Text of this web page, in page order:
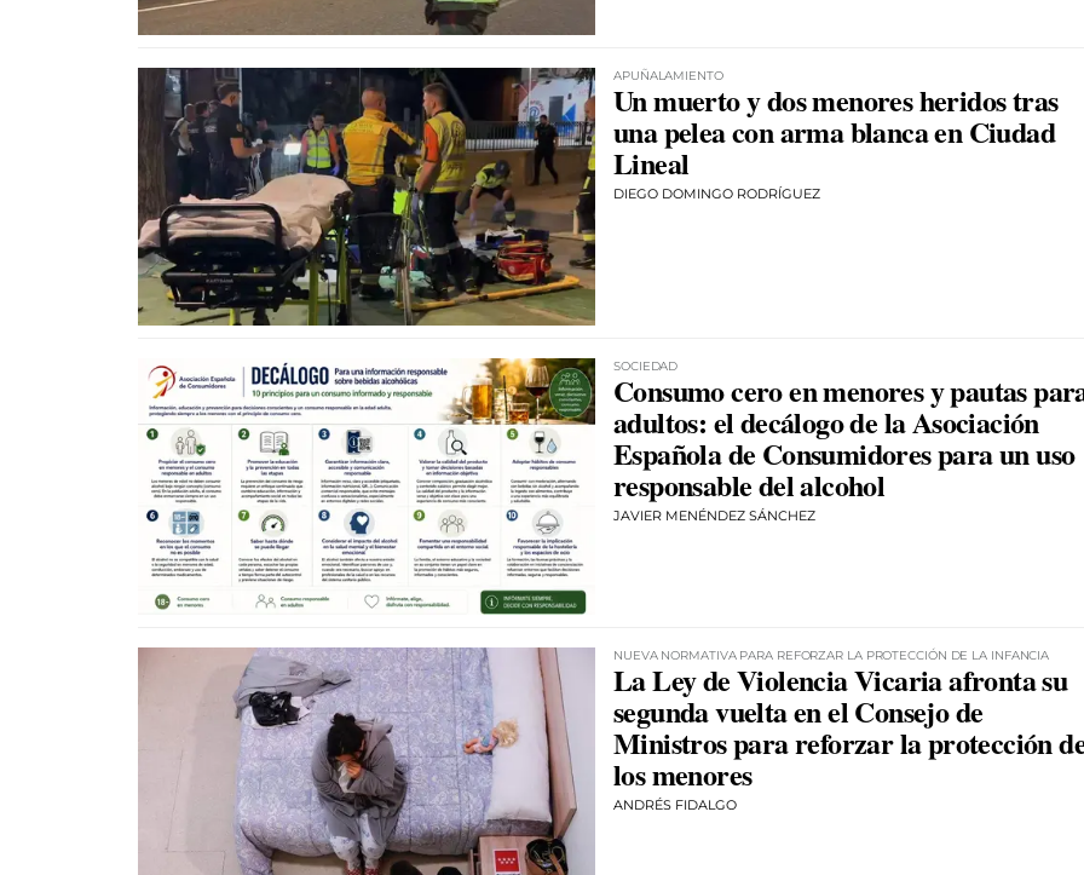
APUÑALAMIENTO
Un muerto y dos menores heridos tras
una pelea con arma blanca en Ciudad
Lineal
DIEGO DOMINGO RODRÍGUEZ
SOCIEDAD
Consumo cero en menores y pautas
adultos: el decálogo de la Asociación
Española de Consumidores para un uso
responsable del alcohol
JAVIER MENÉNDEZ SÁNCHEZ
NUEVA NORMATIVA PARA REFORZAR LA PROTECCIÓN DE LA INFANCIA
La Ley de Violencia Vicaria afronta su
segunda vuelta en el Consejo de
Ministros para reforzar la protección
los menores
ANDRÉS FIDALGO